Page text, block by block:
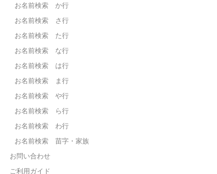
お名前検索 か行
お名前検索 さ行
お名前検索 た行
お名前検索 な行
お名前検索 は行
お名前検索 ま行
お名前検索 や行
お名前検索 ら行
お名前検索 わ行
お名前検索 苗字・家族
お問い合わせ
ご利用ガイド